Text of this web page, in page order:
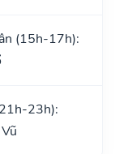
(15h-17h):
23h):